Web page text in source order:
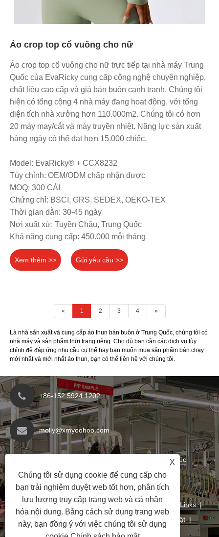
Áo crop top cổ vuông cho nữ
Áo crop top cổ vuông cho nữ trực tiếp tại nhà máy Trung
Quốc của EvaRicky cung cấp công nghệ chuyên nghiệp,
chất liệu cao cấp và giá bán buôn cạnh tranh. Chúng tôi
hiện có tổng cộng 4 nhà máy đang hoạt động, với tổng
diện tích nhà xưởng hơn 110.000m2. Chúng tôi có hơn
20 máy may/cắt và máy truyền nhiệt. Năng lực sản xuất
hàng ngày có thể đạt hơn 15.000 chiếc.
Model: EvaRicky® + CCX8232
Tùy chỉnh: OEM/ODM chấp nhận được
MOQ: 300 CÁI
Chứng chỉ: BSCI, GRS, SEDEX, OEKO-TEX
Thời gian dẫn: 30-45 ngày
Nơi xuất xứ: Tuyền Châu, Trung Quốc
Khả năng cung cấp: 450.000 mỗi tháng
Xem thêm >> Gửi yêu cầu >>
« 1 2 3 4 »
Là nhà sản xuất và cung cấp áo thun bán buôn ở Trung Quốc, chúng tôi có
nhà máy và sản phẩm thời trang riêng. Cho dù bạn cần các dịch vụ tùy
chỉnh để đáp ứng nhu cầu cụ thể hay bạn muốn mua sản phẩm bán chạy
mới nhất và mới nhất áo thun, bạn có thể liên hệ với chúng tôi.
+86-152 5924 1202
molly@xmyoohoo.com
Số 98 Xiangxing Rd, Quận Xiang Khănan, Phúc
Kiến, Trung Quốc. 361101
Bản quyền © 2024 Xiamen Evaricky Trading Co. Links|
Sitemap
|RSS|XML | Chính sách bảo mật|
X
Chúng tôi sử dụng cookie để cung cấp cho
bạn trải nghiệm duyệt web tốt hơn, phân tích
lưu lượng truy cập trang web và cá nhân
hóa nội dung. Bằng cách sử dụng trang web
này, bạn đồng ý với việc chúng tôi sử dụng